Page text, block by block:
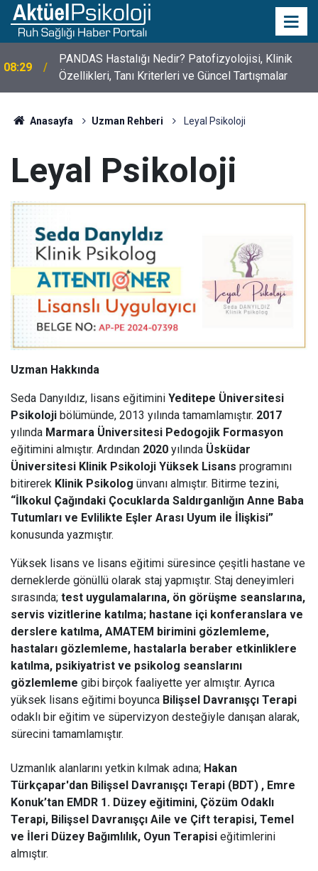
08:29
PANDAS Hastalığı Nedir? Patofizyolojisi, Klinik
Özellikleri, Tanı Kriterleri ve Güncel Tartışmalar
Anasayfa Uzman Rehberi Leyal Psikoloji
Leyal Psikoloji
Uzman Hakkında
Seda Danyıldız, lisans eğitimini Yeditepe Üniversitesi
Psikoloji bölümünde, 2013 yılında tamamlamıştır. 2017
yılında Marmara Üniversitesi Pedogojik Formasyon
eğitimini almıştır. Ardından 2020 yılında Üsküdar
Üniversitesi Klinik Psikoloji Yüksek Lisans programını
bitirerek Klinik Psikolog ünvanı almıştır. Bitirme tezini,
“İlkokul Çağındaki Çocuklarda Saldırganlığın Anne Baba
Tutumları ve Evlilikte Eşler Arası Uyum ile İlişkisi”
konusunda yazmıştır.
Yüksek lisans ve lisans eğitimi süresince çeşitli hastane ve
derneklerde gönüllü olarak staj yapmıştır. Staj deneyimleri
sırasında; test uygulamalarına, ön görüşme seanslarına,
servis vizitlerine katılma; hastane içi konferanslara ve
derslere katılma, AMATEM birimini gözlemleme,
hastaları gözlemleme, hastalarla beraber etkinliklere
katılma, psikiyatrist ve psikolog seanslarını
gözlemleme gibi birçok faaliyette yer almıştır. Ayrıca
yüksek lisans eğitimi boyunca Bilişsel Davranışçı Terapi
odaklı bir eğitim ve süpervizyon desteğiyle danışan alarak,
sürecini tamamlamıştır.
Uzmanlık alanlarını yetkin kılmak adına; Hakan
Türkçapar'dan Bilişsel Davranışçı Terapi (BDT) , Emre
Konuk’tan EMDR 1. Düzey eğitimini, Çözüm Odaklı
Terapi, Bilişsel Davranışçı Aile ve Çift terapisi, Temel
ve İleri Düzey Bağımlılık, Oyun Terapisi eğitimlerini
almıştır.